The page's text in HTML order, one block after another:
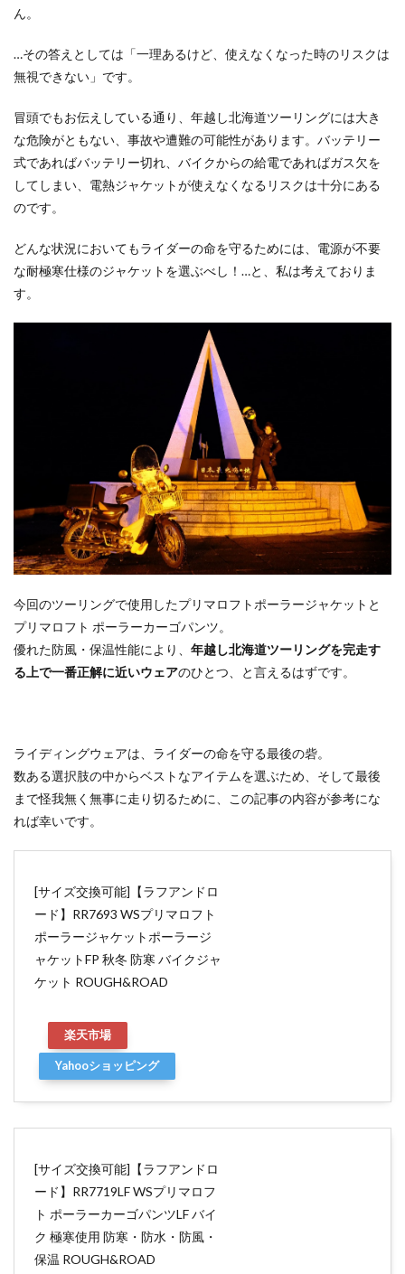
ん。
…その答えとしては「一理あるけど、使えなくなった時のリスクは
無視できない」です。
冒頭でもお伝えしている通り、年越し北海道ツーリングには大き
な危険がともない、事故や遭難の可能性があります。バッテリー
式であればバッテリー切れ、バイクからの給電であればガス欠を
してしまい、電熱ジャケットが使えなくなるリスクは十分にある
のです。
どんな状況においてもライダーの命を守るためには、電源が不要
な耐極寒仕様のジャケットを選ぶべし！…と、私は考えておりま
す。
今回のツーリングで使用したプリマロフトポーラージャケットと
プリマロフト ポーラーカーゴパンツ。
優れた防風・保温性能により、 年越し北海道ツーリングを完走す
る上で一番正解に近いウェアのひとつ、と言えるはずです。
ライディングウェアは、ライダーの命を守る最後の砦。
数ある選択肢の中からベストなアイテムを選ぶため、そして最後
まで怪我無く無事に走り切るために、この記事の内容が参考にな
れば幸いです。
[サイズ交換可能]【ラフアンドロ
ード】RR7693 WSプリマロフト
ポーラージャケットポーラージ
ャケットFP 秋冬 防寒 バイクジャ
ケット ROUGH&ROAD
楽天市場
Yahooショッピング
[サイズ交換可能]【ラフアンドロ
ード】RR7719LF WSプリマロフ
ト ポーラーカーゴパンツLF バイ
ク 極寒使用 防寒・防水・防風・
保温 ROUGH&ROAD